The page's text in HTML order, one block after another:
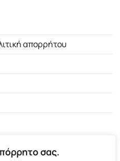
σας.
απορρήτου